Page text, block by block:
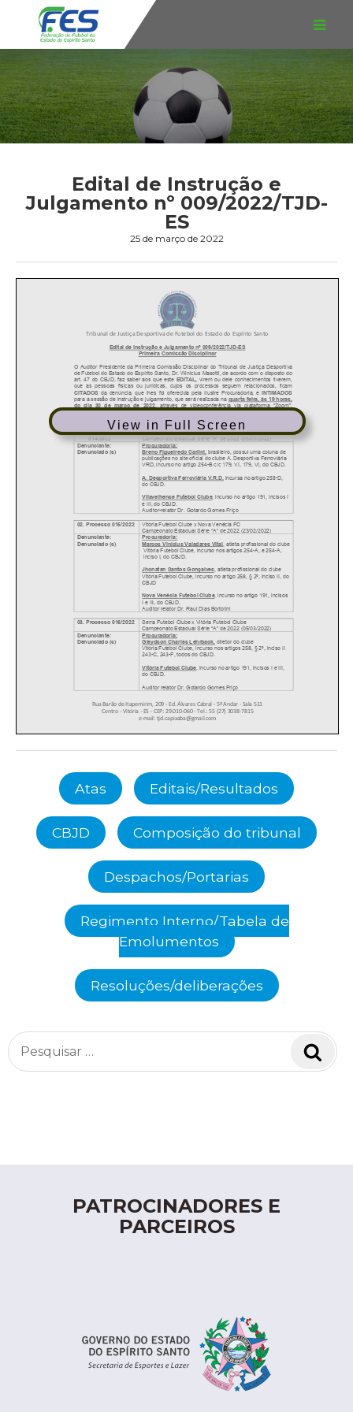
Edital de Instrução e
Julgamento nº 009/2022/TJD-
ES
25 de março de 2022
View in Full Screen
Atas Editais/Resultados
CBJD Composição do tribunal
Despachos/Portarias
Regimento Interno/Tabela de
Emolumentos
Resoluções/deliberações
Pesquisar
por:
PATROCINADORES E
PARCEIROS